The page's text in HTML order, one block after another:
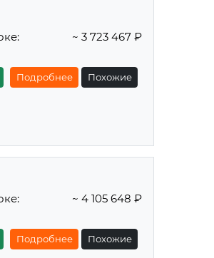
~ 3 723 467 ₽
Подробнее Похожие
~ 4 105 648 ₽
Подробнее Похожие